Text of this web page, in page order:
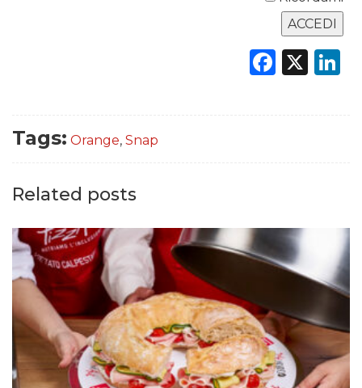
X
Tags: Orange, Snap
Related posts